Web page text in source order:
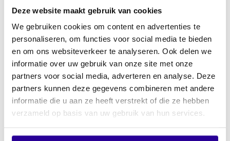
Deze website maakt gebruik van cookies
We gebruiken cookies om content en advertenties te
personaliseren, om functies voor social media te bieden
en om ons websiteverkeer te analyseren. Ook delen we
informatie over uw gebruik van onze site met onze
partners voor social media, adverteren en analyse. Deze
partners kunnen deze gegevens combineren met andere
informatie die u aan ze heeft verstrekt of die ze hebben
verzameld op basis van uw gebruik van hun services.
claimen van vergoedingen.
De samenwerking met AFEM sluit aan bij een gedeelde
ambitie om de kennis over rechten en inkomstenstromen
binnen de elektronische muziekindustrie te vergroten.
Daarmee dragen beide organisaties bij aan een transparant
en toekomstbestendig muziekecosysteem, waarin makers
eerlijk worden beloond voor het gebruik van hun werk.
Dominique Franken, Accountmanager International bij